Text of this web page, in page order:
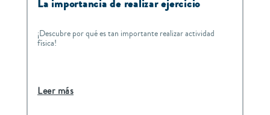
La importancia de realizar ejercicio
¡Descubre por qué es tan importante realizar actividad
física!
Leer más